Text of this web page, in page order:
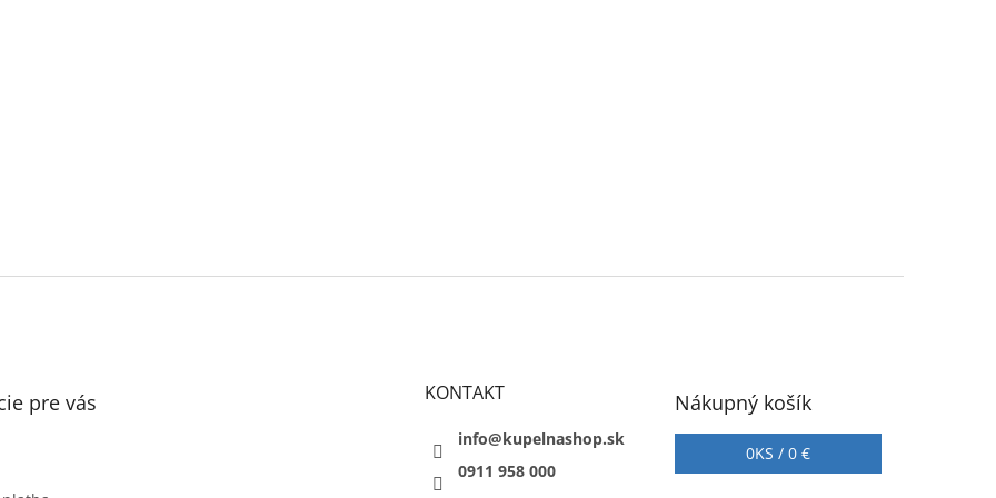
pre vás KONTAKT
info@kupelnashop.sk
0911 958 000
Nákupný košík
0KS /0 €